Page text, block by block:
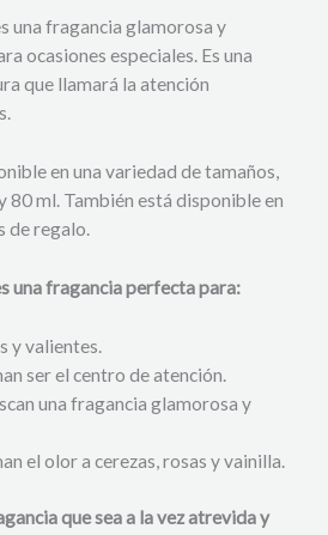
una fragancia glamorosa y
ocasiones especiales. Es una
que llamará la atención
en una variedad de tamaños,
80 ml. También está disponible en
de regalo.
una fragancia perfecta para:
y valientes.
ser el centro de atención.
una fragancia glamorosa y
el olor a cerezas, rosas y vainilla.
que sea a la vez atrevida y